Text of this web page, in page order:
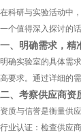
在科研与实验活动中
一个值得深入探讨的
一、明确需求，精
明确实验室的具体需
高要求。通过详细的
二、考察供应商资
资质与信誉是衡量供
行业认证：检查供应